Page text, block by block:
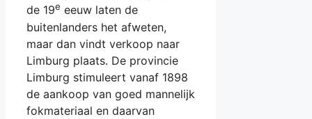
de 19e eeuw laten de
buitenlanders het afweten,
maar dan vindt verkoop naar
Limburg plaats. De provincie
Limburg stimuleert vanaf 1898
de aankoop van goed mannelijk
fokmateriaal en daarvan